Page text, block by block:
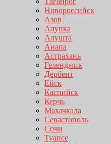
Новороссийск
Азов
Алупка
Алушта
Анапа
Астрахань
Геленджик
Дербент
Ейск
Каспийск
Керчь
Махачкала
Севастополь
Сочи
Туапсе